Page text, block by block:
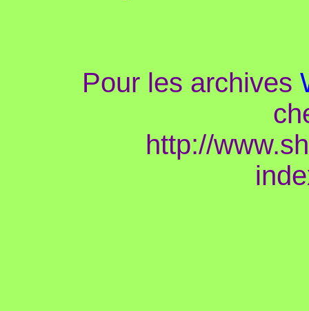
Pour les archives
http://